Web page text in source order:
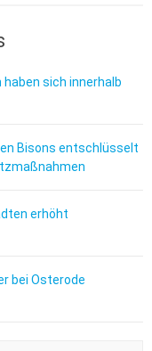
sich innerhalb
Bisons entschlüsselt
erhöht
bei Osterode